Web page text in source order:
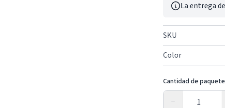
La entrega
SKU
Color
Cantidad de
−
Cantidad